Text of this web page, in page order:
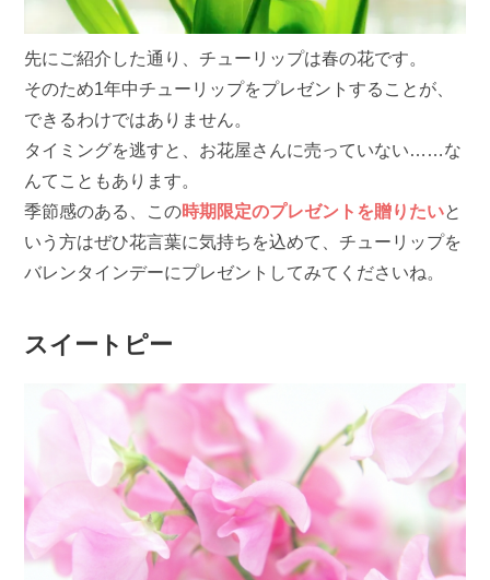
先にご紹介した通り、チューリップは春の花です。
そのため1年中チューリップをプレゼントすることが、
できるわけではありません。
タイミングを逃すと、お花屋さんに売っていない……な
んてこともあります。
季節感のある、この時期限定のプレゼントを贈りたいと
いう方はぜひ花言葉に気持ちを込めて、チューリップを
バレンタインデーにプレゼントしてみてくださいね。
スイートピー